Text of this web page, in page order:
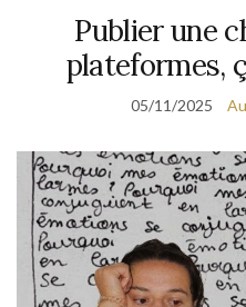
Publier une
plateformes,
05/11/2025